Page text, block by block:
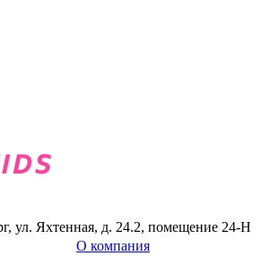
ул. Яхтенная, д. 24.2, помещение 24-Н
О компания